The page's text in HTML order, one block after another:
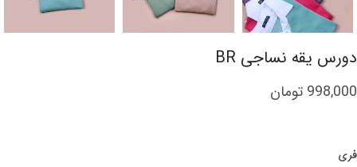
دورس یقه نساجی BR
998,000 تومان
فری